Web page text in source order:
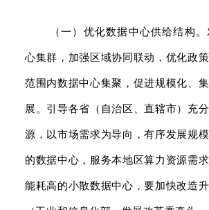
（一）优化数据中心供给结构
心集群，加强区域协同联动，优化政
范围内数据中心集聚，促进规模化、
展。引导各省（自治区、直辖市）充
源，以市场需求为导向，有序发展规
的数据中心，服务本地区算力资源需求
能耗高的小散数据中心，要加快改造升